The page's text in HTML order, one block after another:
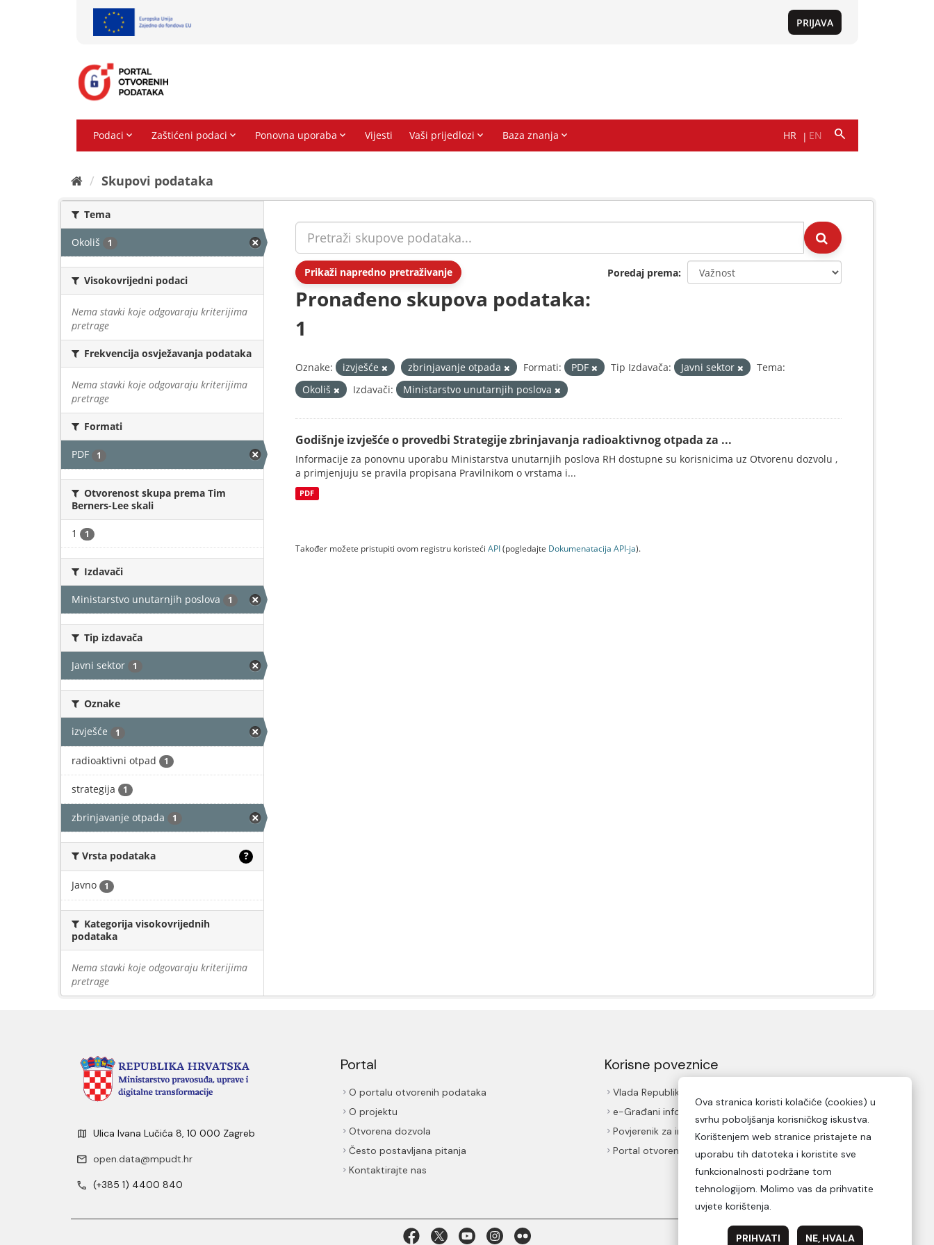
Skupovi podаtаkа
Tema
Okoliš 1
Visokovrijedni podaci
Nema stavki koje odgovaraju kriterijima
pretrage
Frekvencija osvježavanja podataka
Nema stavki koje odgovaraju kriterijima
pretrage
Formati
PDF 1
Otvorenost skupa prema Tim
Berners-Lee skali
1 1
Izdavači
Ministarstvo unutarnjih poslova 1
Tip izdavača
Javni sektor 1
Oznake
izvješće 1
radioaktivni otpad 1
strategija 1
zbrinjavanje otpada 1
Vrsta podataka ?
Javno 1
Kategorija visokovrijednih
podataka
Nema stavki koje odgovaraju kriterijima
pretrage
Prikaži napredno pretraživanje Poredaj prema
Pronađeno skupova podataka:
1
Oznake: izvješće zbrinjavanje otpada Formati: PDF Tip Izdavača: Javni sektor
Tema:
Okoliš
Izdavači: Ministarstvo unutarnjih poslova
Godišnje izvješće o provedbi Strategije zbrinjavanja radioaktivnog otpada za ...
Informacije za ponovnu uporabu Ministarstva unutarnjih poslova RH dostupne su korisnicima uz Otvorenu dozvolu ,
a primjenjuju se pravila propisana Pravilnikom o vrstama i...
PDF
Također možete pristupiti ovom registru koristeći API(pogledajte Dokumenаtаcijа API-jа).